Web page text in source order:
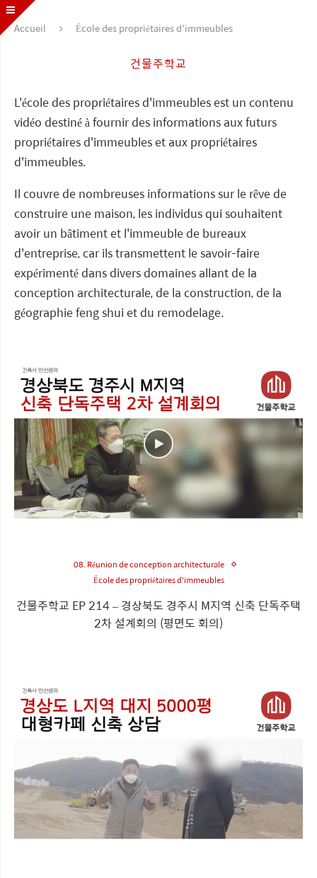
Accueil École des propriétaires d'immeubles
건물주학교
L'école des propriétaires d'immeubles est un contenu
vidéo destiné à fournir des informations aux futurs
propriétaires d'immeubles et aux propriétaires
d'immeubles.
Il couvre de nombreuses informations sur le rêve de
construire une maison, les individus qui souhaitent
avoir un bâtiment et l'immeuble de bureaux
d'entreprise, car ils transmettent le savoir-faire
expérimenté dans divers domaines allant de la
conception architecturale, de la construction, de la
géographie feng shui et du remodelage.
08. Réunion de conception architecturale
École des propriétaires d'immeubles
건물주학교 EP 214 – 경상북도 경주시 M지역 신축 단독주택
2차 설계회의 (평면도 회의)